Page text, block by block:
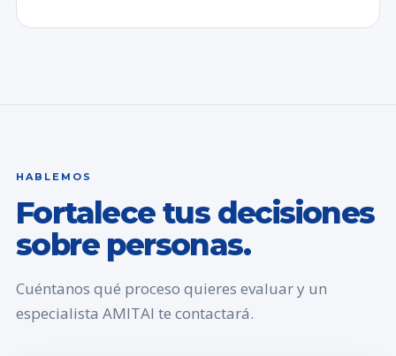
HABLEMOS
Fortalece tus decisiones
sobre personas.
Cuéntanos qué proceso quieres evaluar y un
especialista AMITAI te contactará.